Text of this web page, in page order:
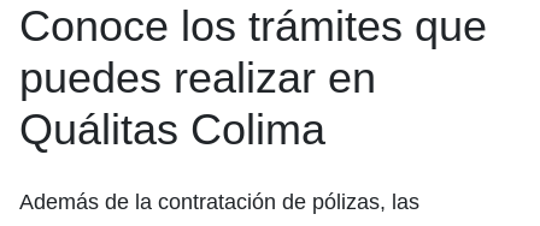
Conoce los trámites que
puedes realizar en
Quálitas Colima
Además de la contratación de pólizas, las